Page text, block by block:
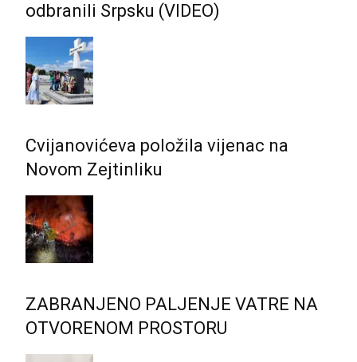
odbranili Srpsku (VIDEO)
Cvijanovićeva položila vijenac na
Novom Zejtinliku
ZABRANJENO PALJENJE VATRE NA
OTVORENOM PROSTORU